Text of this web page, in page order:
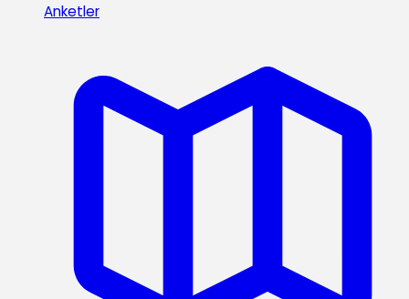
Anketler